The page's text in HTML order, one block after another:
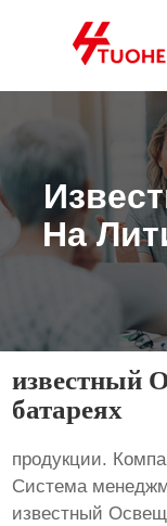
На
известный
батареях
продукции.
Система
известный